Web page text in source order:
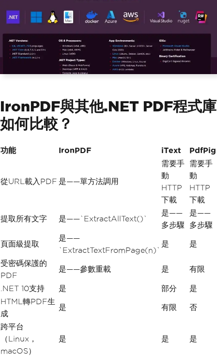
IronPDF與其他.NET PDF程式庫
如何比較？
功能 IronPDF iText PdfPig
從URL載入PDF 是——單方法調用
需要手
動
HTTP
下載
需要手
動
HTTP
下載
提取所有文字 是——`ExtractAllText()`
是——
多步驟
是——
多步驟
頁面級提取
是——
`ExtractTextFromPage(n)`
是 是
受密碼保護的
PDF
是——參數重載 是 有限
.NET 10支持 是 部分
是
HTML轉PDF生
成
是 有限 否
跨平台
（Linux，
macOS）
是 是 是